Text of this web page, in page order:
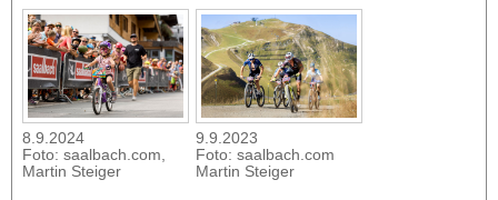
8.9.2024
Foto: saalbach.com,
Martin Steiger
9.9.2023
Foto: saalbach.com
Martin Steiger